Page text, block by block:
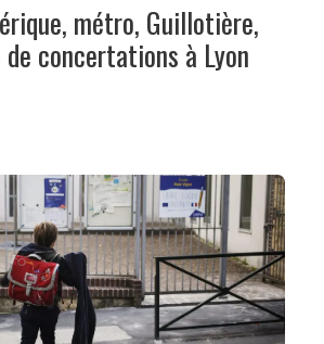
métro, Guillotière,
de concertations à Lyon